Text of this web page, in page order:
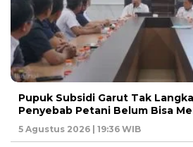
Pupuk Subsidi Garut Tak
Penyebab Petani Belum Bisa
5 Agustus 2026 | 19:36 WIB